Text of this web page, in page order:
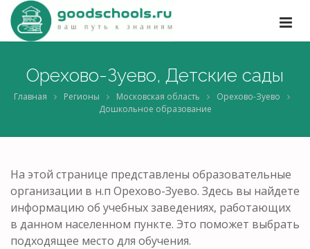
Орехово-Зуево, Детские сады
Главная Регионы Московская область
Орехово-Зуево
Дошкольное образование
На этой странице представлены образовательные
организации в н.п Орехово-Зуево. Здесь вы найдете
информацию об учебных заведениях, работающих
в данном населенном пункте. Это поможет выбрать
подходящее место для обучения.